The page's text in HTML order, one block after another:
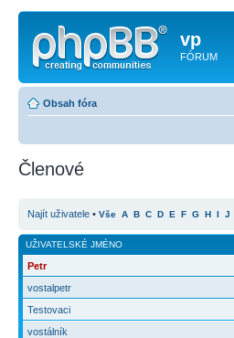
vp
FÓRUM
Obsah fóra
Členové
Najít uživatele • Vše A B C D E F G H I J
UŽIVATELSKÉ JMÉNO
Petr
vostalpetr
Testovaci
vostálník